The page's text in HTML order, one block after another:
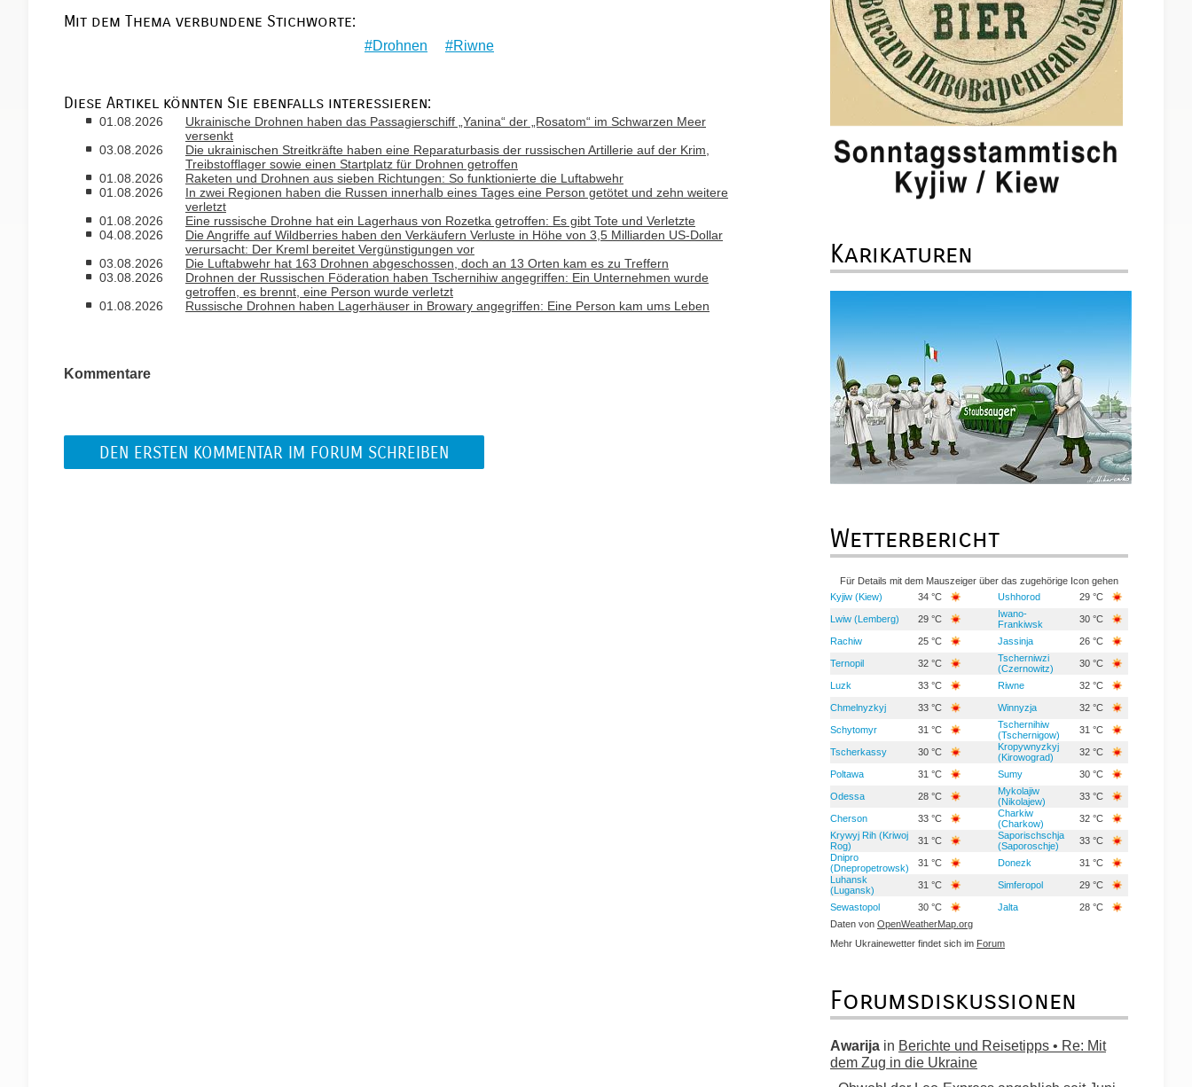
Mit dem Thema verbundene Stichworte:
Drohnen Riwne
Diese Artikel könnten Sie ebenfalls interessieren:
01.08.2026
Ukrainische Drohnen haben das Passagierschiff „Yanina“ der „Rosatom“ im Schwarzen Meer
versenkt
03.08.2026
Die ukrainischen Streitkräfte haben eine Reparaturbasis der russischen Artillerie auf der Krim,
Treibstofflager sowie einen Startplatz für Drohnen getroffen
01.08.2026
Raketen und Drohnen aus sieben Richtungen: So funktionierte die Luftabwehr
01.08.2026
In zwei Regionen haben die Russen innerhalb eines Tages eine Person getötet und zehn weitere
verletzt
01.08.2026
Eine russische Drohne hat ein Lagerhaus von Rozetka getroffen: Es gibt Tote und Verletzte
04.08.2026
Die Angriffe auf Wildberries haben den Verkäufern Verluste in Höhe von 3,5 Milliarden US-Dollar
verursacht: Der Kreml bereitet Vergünstigungen vor
03.08.2026
Die Luftabwehr hat 163 Drohnen abgeschossen, doch an 13 Orten kam es zu Treffern
03.08.2026
Drohnen der Russischen Föderation haben Tschernihiw angegriffen: Ein Unternehmen wurde
getroffen, es brennt, eine Person wurde verletzt
01.08.2026
Russische Drohnen haben Lagerhäuser in Browary angegriffen: Eine Person kam ums Leben
Kommentare
DEN ERSTEN KOMMENTAR IM FORUM SCHREIBEN
Karikaturen
Wetterbericht
Für Details mit dem Mauszeiger über das zugehörige Icon gehen
Kyjiw (Kiew)
34 °C Ushhorod 29 °C
Lwiw (Lemberg) 29 °C
Iwano-
Frankiwsk
30 °C
Rachiw 25 °C Jassinja 26 °C
Ternopil 32 °C
Tscherniwzi
(Czernowitz)
30 °C
Luzk 33 °C Riwne 32 °C
Chmelnyzkyj 33 °C Winnyzja 32 °C
Schytomyr 31 °C
Tschernihiw
(Tschernigow)
31 °C
Tscherkassy 30 °C
Kropywnyzkyj
(Kirowograd)
32 °C
Poltawa 31 °C Sumy 30 °C
Odessa 28 °C
Mykolajiw
(Nikolajew)
33 °C
Cherson 33 °C
Charkiw
(Charkow)
32 °C
Krywyj Rih (Kriwoj
Rog)
31 °C
Saporischschja
(Saporoschje)
33 °C
Dnipro
(Dnepropetrowsk)
31 °C Donezk
31 °C
Luhansk
(Lugansk)
31 °C Simferopol 29 °C
Sewastopol 30 °C Jalta
28 °C
Daten von OpenWeatherMap.org
Mehr Ukrainewetter findet sich im Forum
Forumsdiskussionen
Awarija in Berichte und Reisetipps • Re: Mit
dem Zug in die Ukraine